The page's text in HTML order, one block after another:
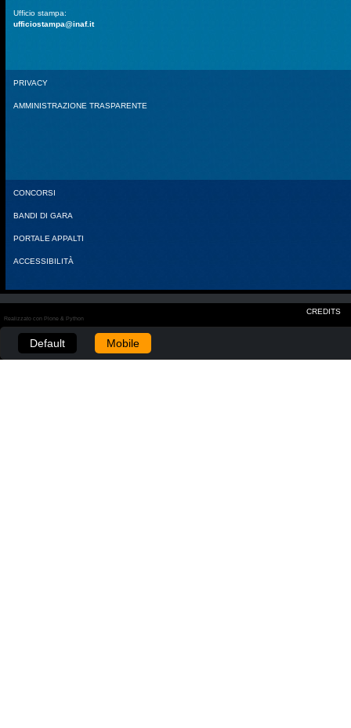
Ufficio stampa:
ufficiostampa@inaf.it
PRIVACY
AMMINISTRAZIONE TRASPARENTE
CONCORSI
BANDI DI GARA
PORTALE APPALTI
ACCESSIBILITÀ
CREDITS
Realizzato con Plone & Python
Default Mobile